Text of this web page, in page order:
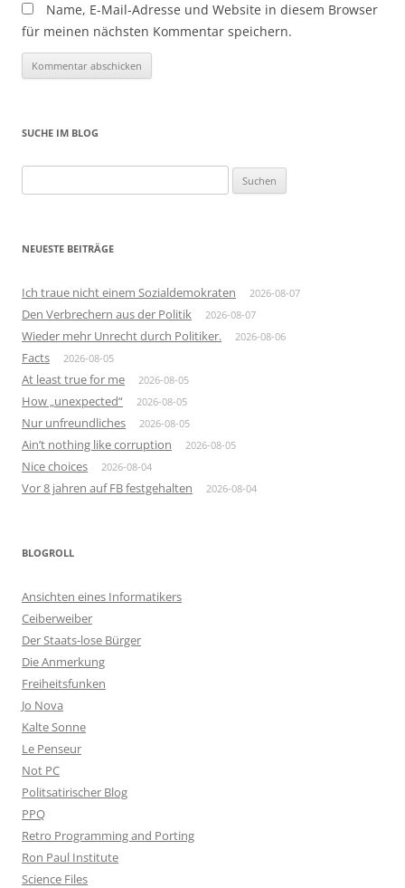
Name, E-Mail-Adresse und Website in diesem Browser
für meinen nächsten Kommentar speichern.
SUCHE IM BLOG
nach:
NEUESTE BEITRÄGE
Ich traue nicht einem Sozialdemokraten 2026-08-07
Den Verbrechern aus der Politik 2026-08-07
Wieder mehr Unrecht durch Politiker. 2026-08-06
Facts 2026-08-05
At least true for me 2026-08-05
How „unexpected“ 2026-08-05
Nur unfreundliches 2026-08-05
Ain’t nothing like corruption 2026-08-05
Nice choices 2026-08-04
Vor 8 jahren auf FB festgehalten 2026-08-04
BLOGROLL
Ansichten eines Informatikers
Ceiberweiber
Der Staats-lose Bürger
Die Anmerkung
Freiheitsfunken
Jo Nova
Kalte Sonne
Le Penseur
Not PC
Politsatirischer Blog
PPQ
Retro Programming and Porting
Ron Paul Institute
Science Files